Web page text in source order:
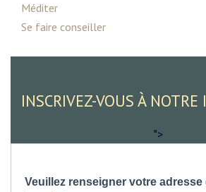
Méditer
Se faire conseiller
INSCRIVEZ-VOUS À
">
Veuillez renseigner votre